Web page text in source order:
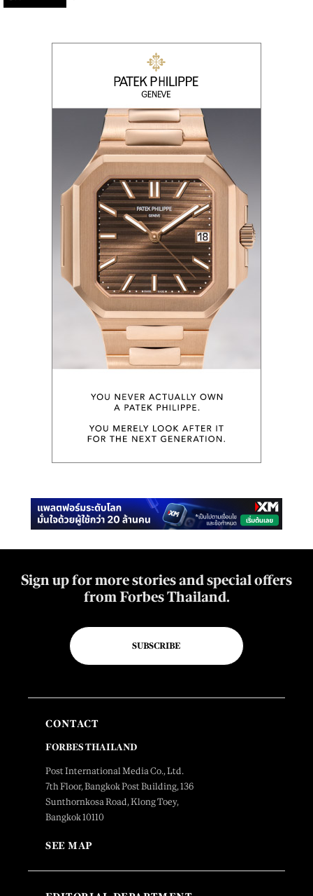
Sign up for more stories and special offers
from Forbes Thailand.
SUBSCRIBE
CONTACT
FORBES THAILAND
Post International Media Co., Ltd.
7th Floor, Bangkok Post Building, 136
Sunthornkosa Road, Klong Toey,
Bangkok 10110
SEE MAP